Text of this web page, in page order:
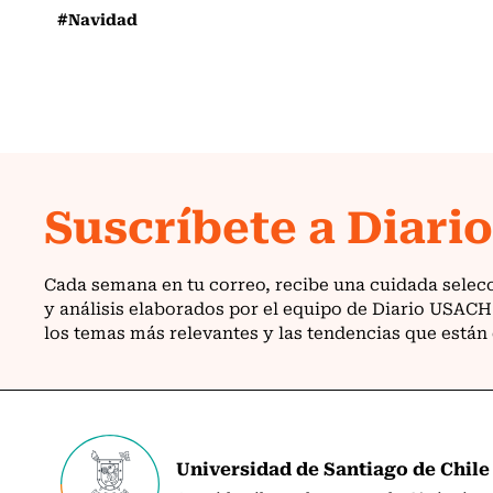
#Navidad
Universidad de Santiago de Chile